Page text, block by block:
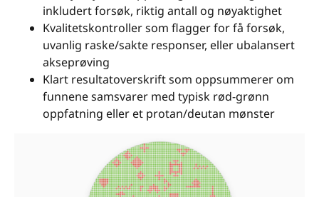
inkludert forsøk, riktig antall og nøyaktighet
Kvalitetskontroller som flagger for få forsøk,
uvanlig raske/sakte responser, eller ubalansert
akseprøving
Klart resultatoverskrift som oppsummerer om
funnene samsvarer med typisk rød-grønn
oppfatning eller et protan/deutan mønster